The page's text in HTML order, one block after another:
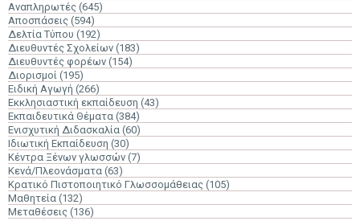
Αναπληρωτές (645)
Αποσπάσεις (594)
Δελτία Τύπου (192)
Διευθυντές Σχολείων (183)
Διευθυντές φορέων (154)
Διορισμοί (195)
Ειδική Αγωγή (266)
Εκκλησιαστική εκπαίδευση (43)
Εκπαιδευτικά Θέματα (384)
Ενισχυτική Διδασκαλία (60)
Ιδιωτική Εκπαίδευση (30)
Κέντρα Ξένων γλωσσών (7)
Κενά/Πλεονάσματα (63)
Κρατικό Πιστοποιητικό Γλωσσομάθειας (105)
Μαθητεία (132)
Μεταθέσεις (136)